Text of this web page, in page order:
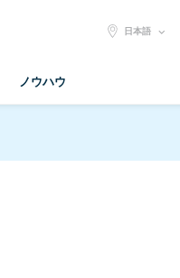
ノウハウ
SELECT
日本語